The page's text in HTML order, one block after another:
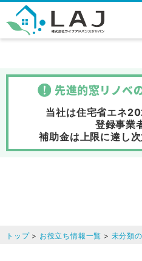
先進的窓リノベ
当社は住宅省エネ
登録事業
補助金は上限に達し
トップ> お役立ち情報一覧 > 未分類